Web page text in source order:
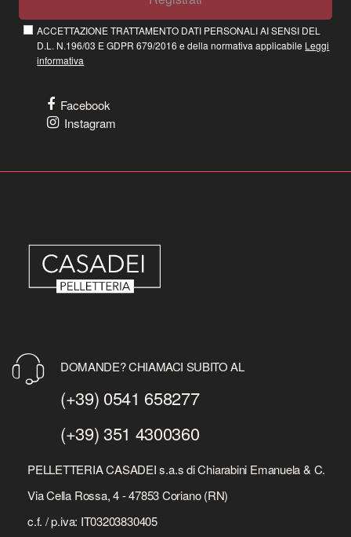
ACCETTAZIONE TRATTAMENTO DATI PERSONALI AI SENSI DEL
D.L. N.196/03 E GDPR 679/2016 e della normativa applicabile Leggi
informativa
Facebook
Instagram
DOMANDE? CHIAMACI SUBITO AL
(+39) 0541 658277
(+39) 351 4300360
PELLETTERIA CASADEI s.a.s di Chiarabini Emanuela & C.
Via Cella Rossa, 4 - 47853 Coriano (RN)
c.f. / p.iva: IT03203830405